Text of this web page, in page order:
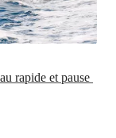
rapide et pause